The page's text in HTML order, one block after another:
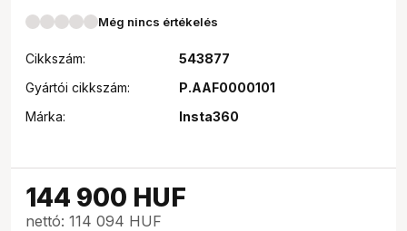
Még nincs értékelés
Cikkszám:
543877
Gyártói cikkszám:
P.AAF0000101
Márka:
Insta360
144 900 HUF
nettó: 114 094 HUF